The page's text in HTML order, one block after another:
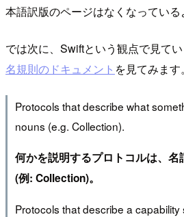
本語訳版のページはなくなっている
では次に、Swiftという観点で見てい
名規則のドキュメント を見てみます。
Protocols that describe what
nouns (e.g. Collection).
何かを説明するプロトコルは、
(例: Collection)。
Protocols that describe a